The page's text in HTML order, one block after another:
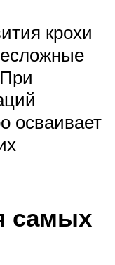
крохи
осваивает
самых